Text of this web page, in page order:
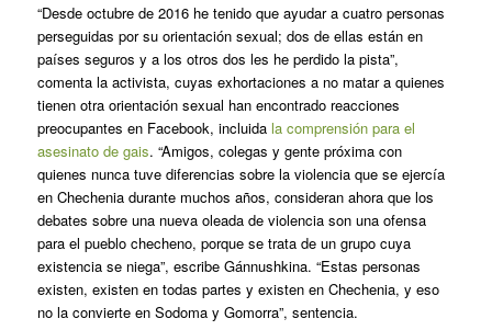
“Desde octubre de 2016 he tenido que ayudar a cuatro personas
perseguidas por su orientación sexual; dos de ellas están en
países seguros y a los otros dos les he perdido la pista”,
comenta la activista, cuyas exhortaciones a no matar a quienes
tienen otra orientación sexual han encontrado reacciones
preocupantes en Facebook, incluida la comprensión para el
asesinato de gais. “Amigos, colegas y gente próxima con
quienes nunca tuve diferencias sobre la violencia que se ejercía
en Chechenia durante muchos años, consideran ahora que los
debates sobre una nueva oleada de violencia son una ofensa
para el pueblo checheno, porque se trata de un grupo cuya
existencia se niega”, escribe Gánnushkina. “Estas personas
existen, existen en todas partes y existen en Chechenia, y eso
no la convierte en Sodoma y Gomorra”, sentencia.